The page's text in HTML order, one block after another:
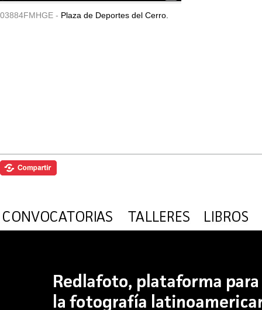
03884FMHGE - Plaza de Deportes del Cerro.